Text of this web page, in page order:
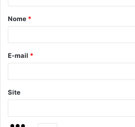
Nome *
E-mail *
Site